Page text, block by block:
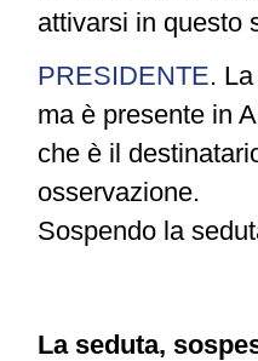
attivarsi in questo
PRESIDENTE.
ma è presente in
che è il
osservazione.
Sospendo la
La seduta,